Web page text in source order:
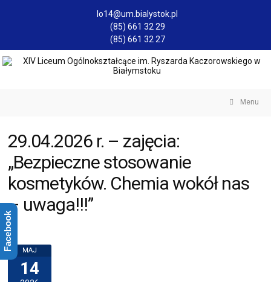
lo14@um.bialystok.pl
(85) 661 32 29
(85) 661 32 27
Menu
29.04.2026 r. – zajęcia:
„Bezpieczne stosowanie
kosmetyków. Chemia wokół nas
– uwaga!!!”
MAJ
14
Facebook